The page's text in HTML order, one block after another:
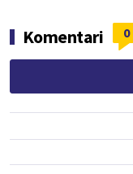
Komentari 0